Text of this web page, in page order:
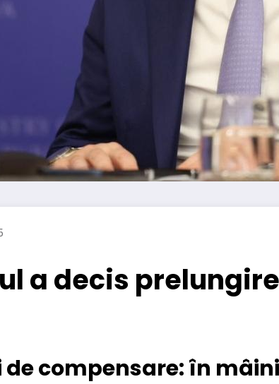
a decis
compensare: în